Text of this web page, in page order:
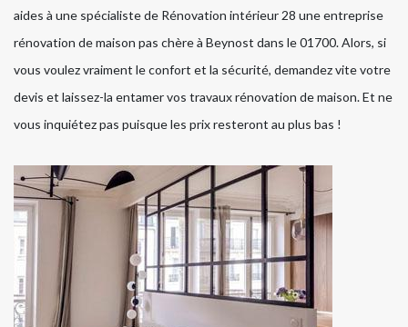
aides à une spécialiste de Rénovation intérieur 28 une entreprise
rénovation de maison pas chère à Beynost dans le 01700. Alors, si
vous voulez vraiment le confort et la sécurité, demandez vite votre
devis et laissez-la entamer vos travaux rénovation de maison. Et ne
vous inquiétez pas puisque les prix resteront au plus bas !